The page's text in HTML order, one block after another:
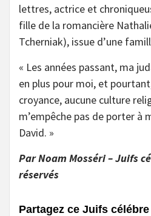
lettres, actrice et
fille de la romancière
Tcherniak), issue d’une
« Les années passant, ma
en plus pour moi, et
croyance, aucune culture
m’empêche pas de porter à
David. »
Par Noam Mosséri – Juifs
réservés
Partagez ce Juifs célébre